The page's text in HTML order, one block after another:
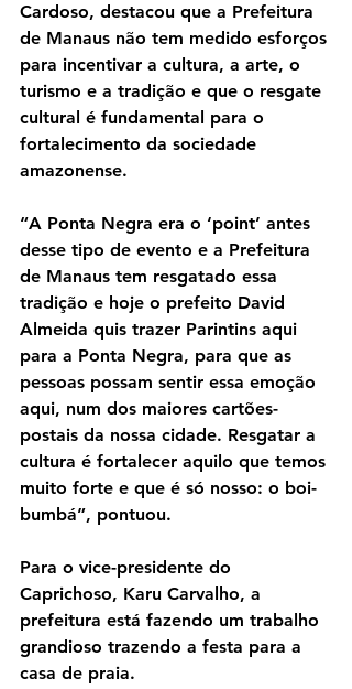
Cardoso, destacou que a Prefeitura
de Manaus não tem medido esforços
para incentivar a cultura, a arte, o
turismo e a tradição e que o resgate
cultural é fundamental para o
fortalecimento da sociedade
amazonense.
“A Ponta Negra era o ‘point’ antes
desse tipo de evento e a Prefeitura
de Manaus tem resgatado essa
tradição e hoje o prefeito David
Almeida quis trazer Parintins aqui
para a Ponta Negra, para que as
pessoas possam sentir essa emoção
aqui, num dos maiores cartões-
postais da nossa cidade. Resgatar a
cultura é fortalecer aquilo que temos
muito forte e que é só nosso: o boi-
bumbá”, pontuou.
Para o vice-presidente do
Caprichoso, Karu Carvalho, a
prefeitura está fazendo um trabalho
grandioso trazendo a festa para a
casa de praia.